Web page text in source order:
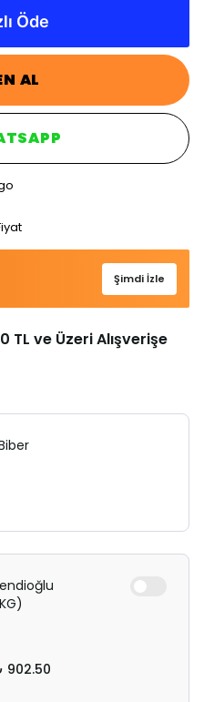
AL
Şimdi İzle
TL ve Üzeri Alışverişe
902.50